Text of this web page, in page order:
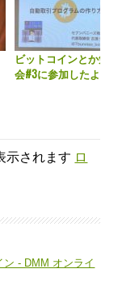
ビットコインとか勉
会#3に参加したよ...
示されます ロ
- DMM オンライ